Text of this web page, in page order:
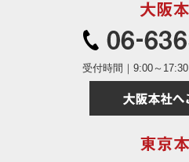
受付時間｜9:00～17:30